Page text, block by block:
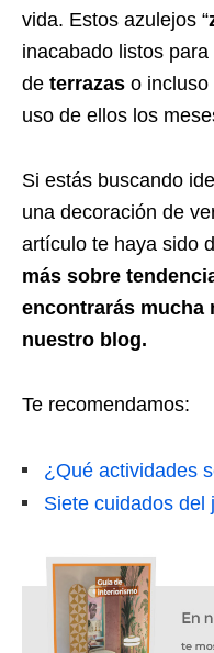
vida. Estos azulejos “
inacabado listos
de terrazas o incluso
uso de ellos los
Si estás buscando
una decoración de
artículo te haya sido
más sobre
encontrarás mucha
nuestro blog.
Te recomendamos:
¿Qué actividades
Siete cuidados del